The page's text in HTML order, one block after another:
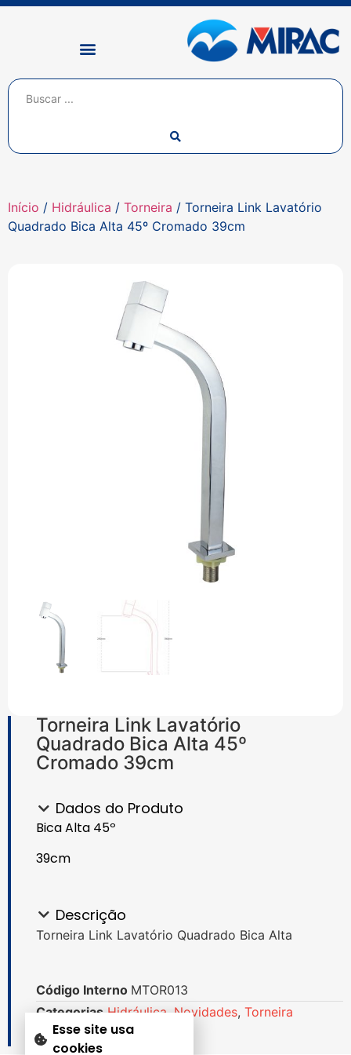
Início / Hidráulica / Torneira / Torneira Link Lavatório
Quadrado Bica Alta 45º Cromado 39cm
Torneira Link Lavatório
Quadrado Bica Alta 45º
Cromado 39cm
Dados do Produto
Bica Alta 45º
39cm
Descrição
Torneira Link Lavatório Quadrado Bica Alta
Código Interno MTOR013
Categorias Hidráulica,Novidades, Torneira
Esse site usa
cookies